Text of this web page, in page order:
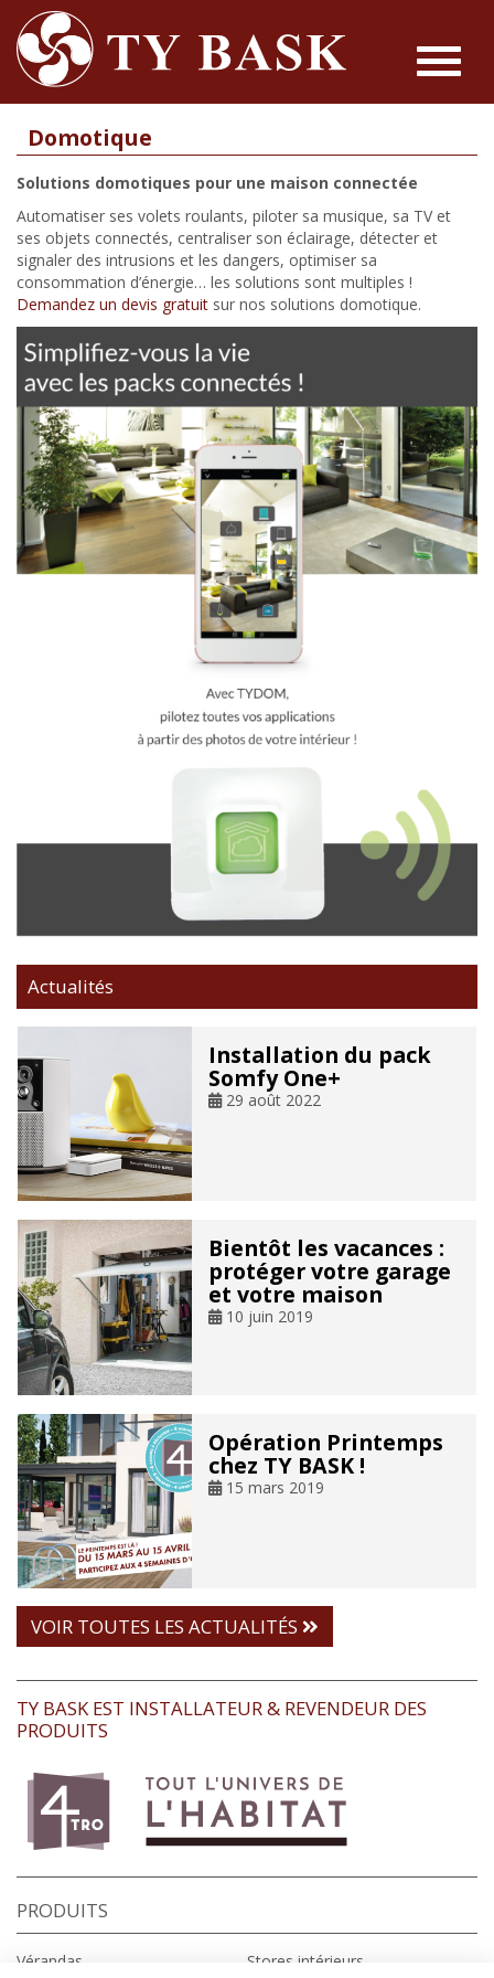
Toggle
Domotique
Solutions domotiques pour une maison connectée
Automatiser ses volets roulants, piloter sa musique, sa TV et
ses objets connectés, centraliser son éclairage, détecter et
signaler des intrusions et les dangers, optimiser sa
consommation d’énergie… les solutions sont multiples !
Demandez un devis gratuit sur nos solutions domotique.
Actualités
Installation du pack
Somfy One+
29 août 2022
Bientôt les vacances :
protéger votre garage
et votre maison
10 juin 2019
Opération Printemps
chez TY BASK !
15 mars 2019
VOIR TOUTES LES ACTUALITÉS
TY BASK EST INSTALLATEUR & REVENDEUR DES
PRODUITS
PRODUITS
Vérandas
Stores intérieurs